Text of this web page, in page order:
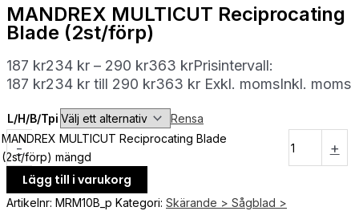
MANDREX MULTICUT Reciprocating
Blade (2st/förp)
187 kr234 kr – 290 kr363 krPrisintervall:
187 kr234 kr till 290 kr363 kr Exkl. momsInkl. moms
L/H/B/Tpi Rensa
-
MANDREX MULTICUT Reciprocating Blade
(2st/förp) mängd
+
Lägg till i varukorg
Artikelnr: MRM10B_p Kategori: Skärande > Sågblad >